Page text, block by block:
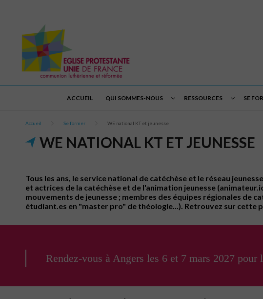
ACCUEIL QUI SOMMES-NOUS RESSOURCES SE
Accueil Se former WE national KT et jeunesse
WE NATIONAL KT ET JEUNESSE
Tous les ans, le service national de catéchèse et le réseau
et actrices de la catéchèse et de l'animation jeunesse
mouvements de jeunesse ; membres des équipes régionales de
étudiant.es en "master pro" de théologie...). Retrouvez sur cette
Rendez-vous à Angers les 6 et 7 mars 2027 pour